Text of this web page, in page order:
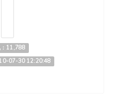
：11,788
07-30 12:20:48